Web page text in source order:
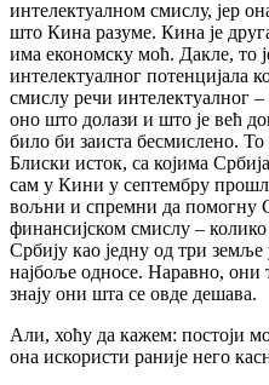
интелектуалном смислу, јер
што Кина разуме. Кина је
има економску моћ. Дакле, то
интелектуалног потенцијала
смислу речи интелектуалног
оно што долази и што је већ
било би заиста бесмислено.
Блиски исток, са којима
сам у Кини у септембру
вољни и спремни да помогну
финансијском смислу –
Србију као једну од три
најбоље односе. Наравно, они
знају они шта се овде дешава.
Али, хоћу да кажем: постоји
она искористи раније него